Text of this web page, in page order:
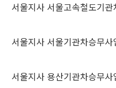
서울지사 서울고속철도기
서울지사 서울기관차승무사
서울지사 용산기관차승무사